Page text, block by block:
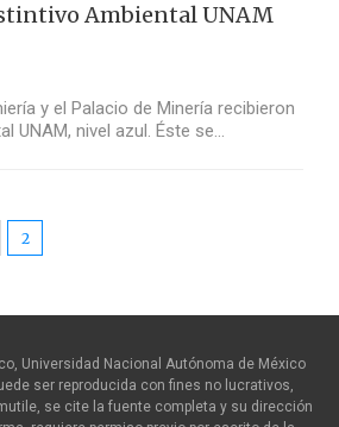
Ambiental UNAM
y el Palacio de Minería recibieron
UNAM, nivel azul. Éste se…
2
Universidad Nacional Autónoma de México
ser reproducida con fines no lucrativos,
se cite la fuente completa y su dirección